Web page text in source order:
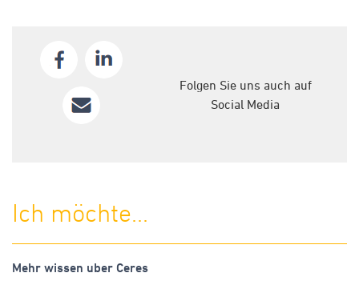
Folgen Sie uns auch auf
Social Media
Ich möchte...
Mehr wissen uber Ceres